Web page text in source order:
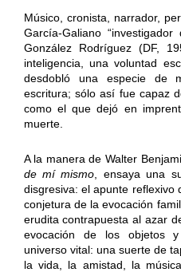
Músico, cronista, narrador,
García-Galiano
González Rodríguez (DF,
inteligencia, una voluntad
desdobló una especie de
escritura; sólo así fue capaz
como el que dejó en
muerte.
A la manera de Walter
de mí mismo , ensaya una
disgresiva: el apunte reflexivo
conjetura de la evocación
erudita contrapuesta al azar
evocación de los objetos
universo vital: una suerte de
la vida, la amistad, la